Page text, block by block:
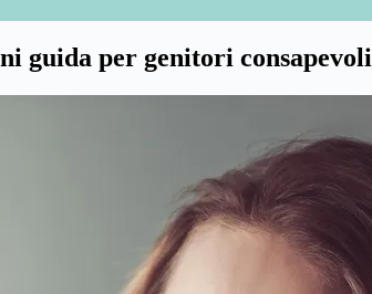
guida per genitori consapevoli